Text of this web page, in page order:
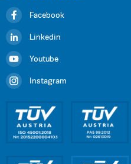
Facebook
Linkedin
Youtube
Instagram